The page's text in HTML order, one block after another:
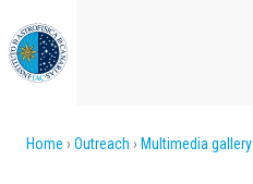
to
main
content
Breadcrumb
Home Outreach Multimedia gallery